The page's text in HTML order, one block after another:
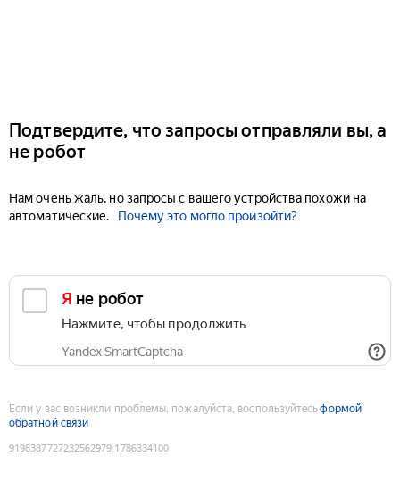
Подтвердите, что запросы отправляли вы, а
не робот
Нам очень жаль, но запросы с вашего устройства похожи на
автоматические.
Почему это могло произойти?
Я не робот
Нажмите, чтобы продолжить
Yandex SmartCaptcha
Если у вас возникли проблемы, пожалуйста, воспользуйтесьформой
обратной связи
9198387727232562979:1786334100